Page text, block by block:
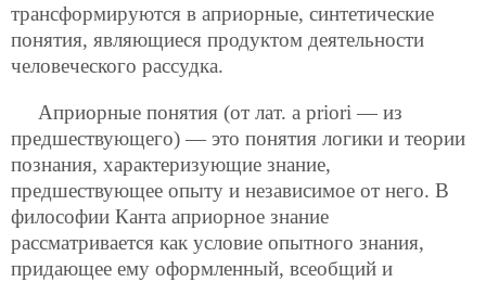
трансформируются в априорные, синтетические
понятия, являющиеся продуктом деятельности
человеческого рассудка.
Априорные понятия (от лат. a priori — из
предшествующего) — это понятия логики и теории
познания, характеризующие знание,
предшествующее опыту и независимое от него. В
философии Канта априорное знание
рассматривается как условие опытного знания,
придающее ему оформленный, всеобщий и